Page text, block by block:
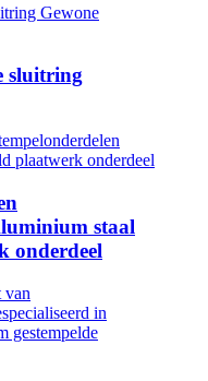
sluitring
staal
onderdeel